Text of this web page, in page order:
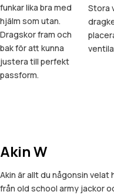
funkar lika bra med
hjälm som utan.
Dragskor fram och
bak för att kunna
justera till perfekt
passform.
Stora
Akin W
Akin är allt du någonsin velat
från old school army jackor